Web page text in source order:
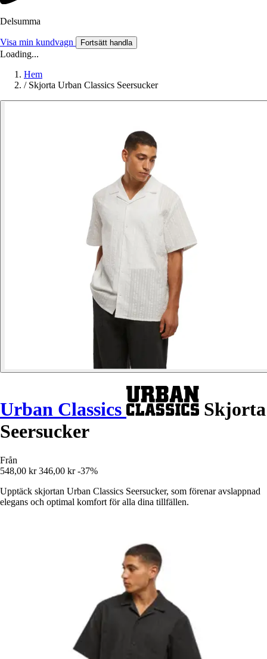
Delsumma
Visa min kundvagn Fortsätt handla
Loading...
Hem
/ Skjorta Urban Classics Seersucker
Urban Classics
Skjorta
Seersucker
Från
548,00 kr 346,00 kr -37%
Upptäck skjortan Urban Classics Seersucker, som förenar avslappnad
elegans och optimal komfort för alla dina tillfällen.